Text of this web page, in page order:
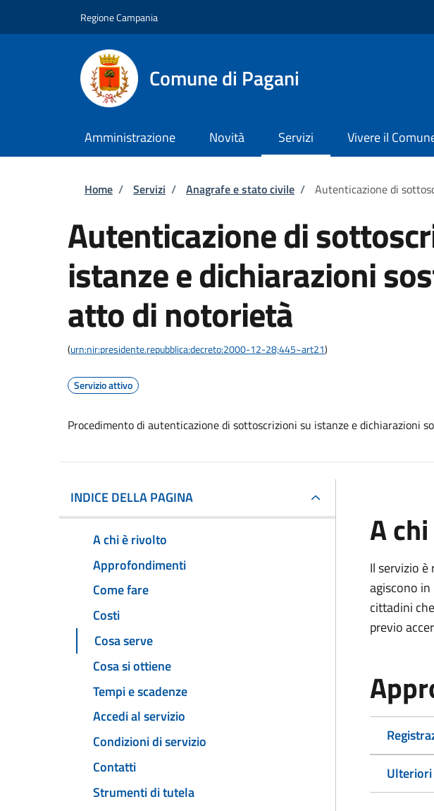
Regione Campania
Comune di Pagani
Amministrazione Novità Servizi Vivere il
Briciole di pane
Home / Servizi / Anagrafe e stato civile / Autenticazione di
Autenticazione di
istanze e dichiarazioni
atto di notorietà
(urn:nir:presidente.repubblica:decreto:2000-12-28;445~art21)
Servizio attivo
Procedimento di autenticazione di sottoscrizioni su istanze e dichiarazioni
INDICE DELLA PAGINA
A chi è rivolto
Approfondimenti
Come fare
Costi
Cosa serve
Cosa si ottiene
Tempi e scadenze
Accedi al servizio
Condizioni di servizio
Contatti
Strumenti di tutela
A
Il servizio
agiscono
cittadini
previo